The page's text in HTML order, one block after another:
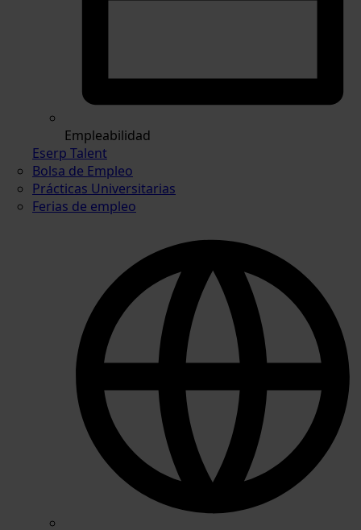
Empleabilidad
Eserp Talent
Bolsa de Empleo
Prácticas Universitarias
Ferias de empleo